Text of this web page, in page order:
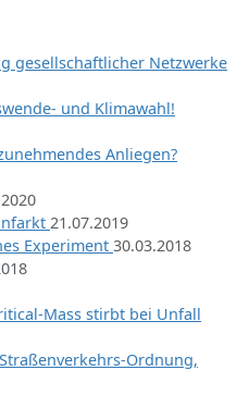
gesellschaftlicher Netzwerke
und Klimawahl!
Anliegen?
21.07.2019
Experiment 30.03.2018
Mass stirbt bei Unfall
Ordnung,